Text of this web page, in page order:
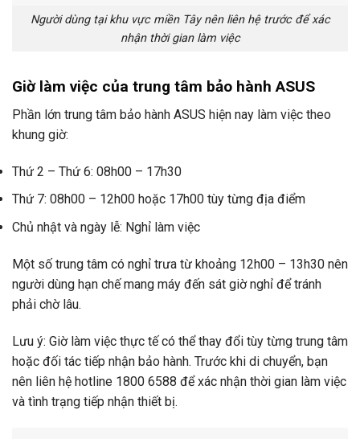
Người dùng tại khu vực miền Tây nên liên hệ trước để xác
nhận thời gian làm việc
Giờ làm việc của trung tâm bảo hành ASUS
Phần lớn trung tâm bảo hành ASUS hiện nay làm việc theo
khung giờ:
Thứ 2 – Thứ 6: 08h00 – 17h30
Thứ 7: 08h00 – 12h00 hoặc 17h00 tùy từng địa điểm
Chủ nhật và ngày lễ: Nghỉ làm việc
Một số trung tâm có nghỉ trưa từ khoảng 12h00 – 13h30 nên
người dùng hạn chế mang máy đến sát giờ nghỉ để tránh
phải chờ lâu.
Lưu ý: Giờ làm việc thực tế có thể thay đổi tùy từng trung tâm
hoặc đối tác tiếp nhận bảo hành. Trước khi di chuyển, bạn
nên liên hệ hotline 1800 6588 để xác nhận thời gian làm việc
và tình trạng tiếp nhận thiết bị.